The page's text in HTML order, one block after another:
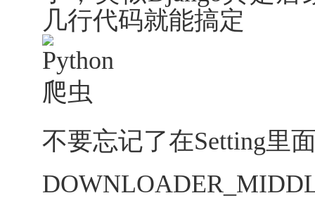
几行代码就能搞定
不要忘记了在Setting里